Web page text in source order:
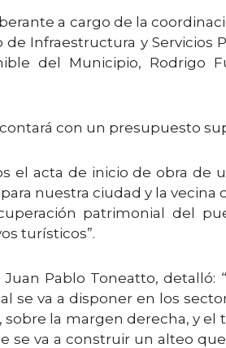
a cargo de la
Infraestructura y Servicios
del Municipio, Rodrigo
con un presupuesto
el acta de inicio de obra
nuestra ciudad y la
patrimonial del
turísticos”.
Pablo Toneatto, detalló:
se va a disponer en los
la margen derecha, y el
va a construir un alteo